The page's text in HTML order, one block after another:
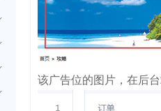
该广告位的图片，在后